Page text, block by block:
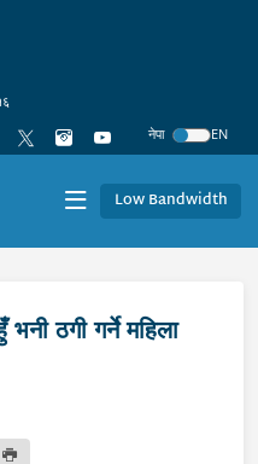
नेपा
EN
Low Bandwidth
ठगी गर्ने महिला